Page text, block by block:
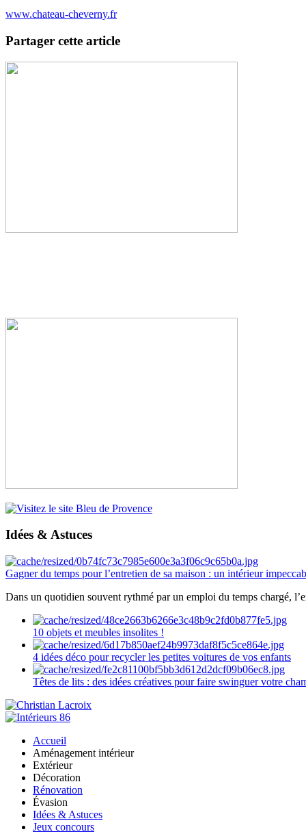
www.chateau-cheverny.fr
Partager cette article
Idées & Astuces
Gagner du temps pour l’entretien de sa maison : un intérieur
Dans un quotidien souvent rythmé par un emploi du temps chargé,
10 objets et meubles insolites !
4 idées déco pour recycler les petites voitures de vos enfants
Têtes de lits : des idées créatives pour faire swinguer votre
Accueil
Aménagement intérieur
Extérieur
Décoration
Rénovation
Évasion
Idées & Astuces
Jeux concours